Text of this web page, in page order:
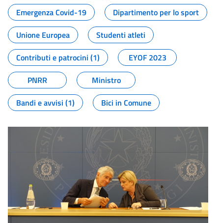
Emergenza Covid-19
Dipartimento per lo sport
Unione Europea
Studenti atleti
Contributi e patrocini (1)
EYOF 2023
PNRR
Ministro
Bandi e avvisi (1)
Bici in Comune